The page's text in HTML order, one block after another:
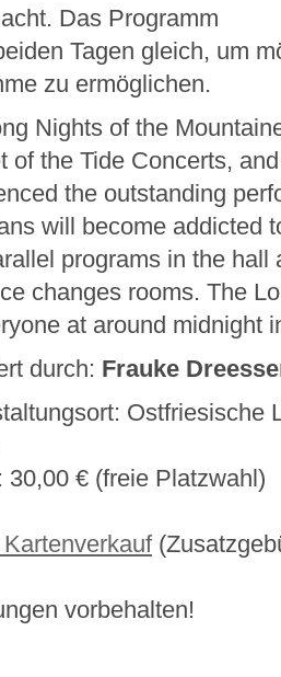
Das Programm
Tagen gleich, um
zu ermöglichen.
Nights of the
of the Tide Concerts,
the outstanding
will become addicted
programs in the hall
changes rooms. The
at around midnight
durch: Frauke
Ostfriesische
30,00 € (freie Platzwahl)
vorbehalten!